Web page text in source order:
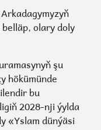
olary doly
şu
hökümünde
bu
2028-nji ýylda
«Yslam dünýäsi